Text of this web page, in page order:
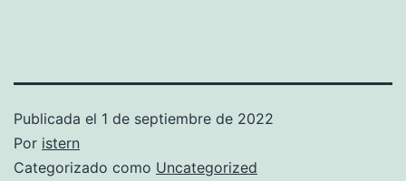
Publicada el 1 de septiembre de 2022
Por istern
Categorizado como Uncategorized